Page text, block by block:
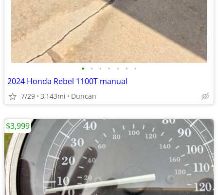
• • • • • • •
2024 Honda Rebel 1100T manual
7/29 3,143mi Duncan
$3,999